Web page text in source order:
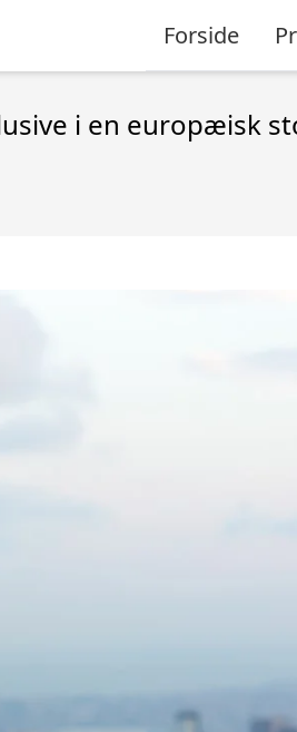
Forside
i en europæisk